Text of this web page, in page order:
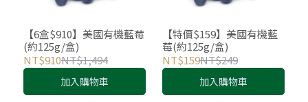
【6盒$910】美國有機藍莓
(約125g/盒)
NT$910NT$1,494
加入購物車
【特價$159】美國有機藍
莓(約125g/盒)
NT$159NT$249
加入購物車